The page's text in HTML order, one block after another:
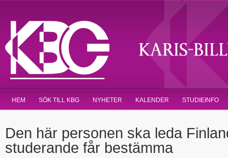
HEM SÖK TILL KBG NYHETER KALENDER STUDIEINFO
Den här personen ska leda
studerande får bestämma